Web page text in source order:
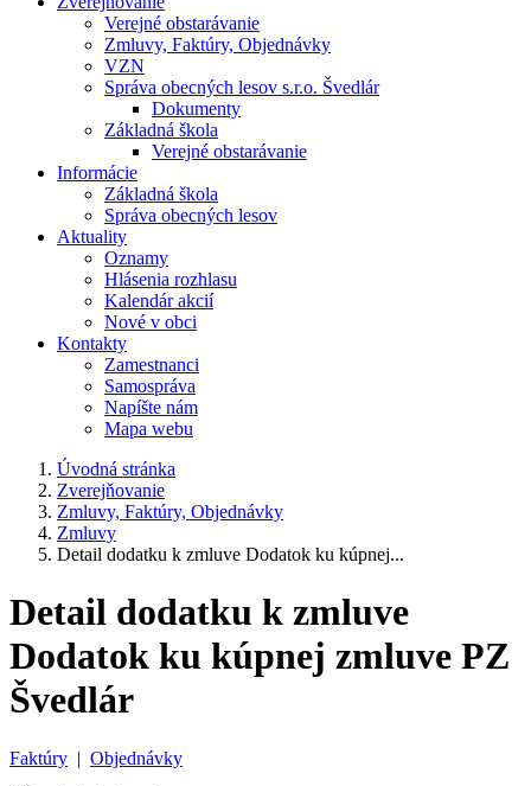
Verejné obstarávanie
Zmluvy, Faktúry, Objednávky
VZN
Správa obecných lesov s.r.o. Švedlár
Dokumenty
Základná škola
Verejné obstarávanie
Informácie
Základná škola
Správa obecných lesov
Aktuality
Oznamy
Hlásenia rozhlasu
Kalendár akcií
Nové v obci
Kontakty
Zamestnanci
Samospráva
Napíšte nám
Mapa webu
Úvodná stránka
Zverejňovanie
Zmluvy, Faktúry, Objednávky
Zmluvy
Detail dodatku k zmluve Dodatok ku kúpnej...
Detail dodatku k zmluve
Dodatok ku kúpnej zmluve PZ
Švedlár
Faktúry | Objednávky